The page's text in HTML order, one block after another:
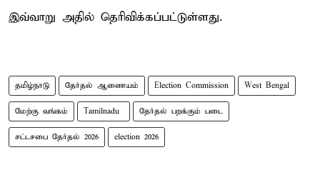
இவ்வாறு அதில் தெரிவிக்கப்பட்டுள்ளது.
தமிழ்நாடு தேர்தல் ஆணையம் Election Commission West Bengal
மேற்கு வங்கம் Tamilnadu ​ தேர்தல் பறக்கும் படை
சட்டசபை தேர்தல் 2026 election 2026